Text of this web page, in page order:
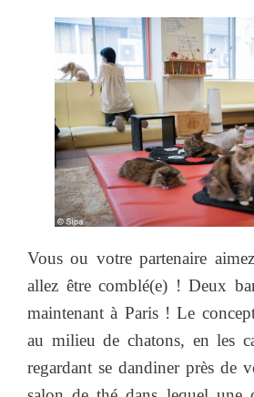
Vous ou votre partenaire
allez être comblé(e) ! Deux
maintenant à Paris ! Le
au milieu de chatons, en les
regardant se dandiner près de